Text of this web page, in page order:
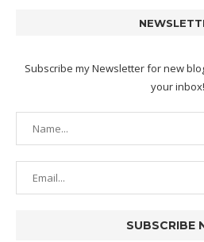
Subscribe my Newsletter for new
your inbox!